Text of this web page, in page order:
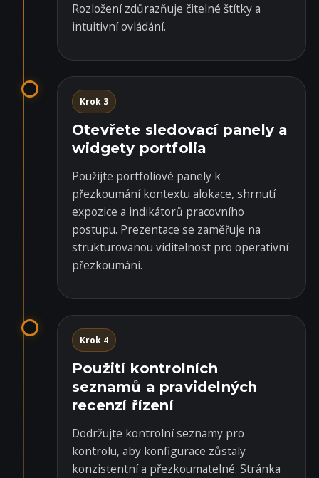
Rozložení zdůrazňuje čitelné štítky a
intuitivní ovládání.
Krok 3
Otevřete sledovací panely a
widgety portfolia
Použijte portfoliové panely k
přezkoumání kontextu alokace, shrnutí
expozice a indikátorů pracovního
postupu. Prezentace se zaměřuje na
strukturovanou viditelnost pro operativní
přezkoumání.
Krok 4
Použití kontrolních
seznamů a pravidelných
recenzí řízení
Dodržujte kontrolní seznamy pro
kontrolu, aby konfigurace zůstaly
konzistentní a přezkoumatelné. Stránka